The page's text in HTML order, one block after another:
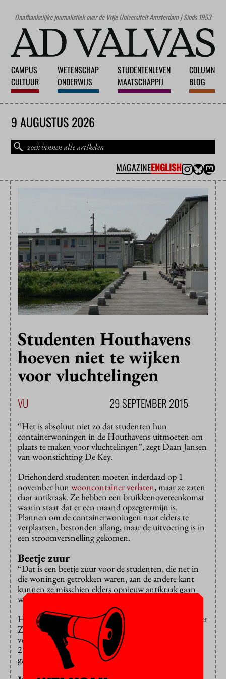
Onafhankelijke journalistiek over de Vrije Universiteit Amsterdam | Sinds 1953
CAMPUS
CULTUUR
WETENSCHAP
ONDERWIJS
STUDENTENLEVEN
MAATSCHAPPIJ
COLUMN
BLOG
9 AUGUSTUS 2026
MAGAZINEENGLISH
Studenten Houthavens
hoeven niet te wijken
voor vluchtelingen
VU 29 SEPTEMBER 2015
“Het is absoluut niet zo dat studenten hun
containerwoningen in de Houthavens uitmoeten om
plaats te maken voor vluchtelingen”, zegt Daan Jansen
van woonstichting De Key.
Driehonderd studenten moeten inderdaad op 1
november hun wooncontainer verlaten, maar ze zaten
daar antikraak. Ze hebben een bruikleenovereenkomst
waarin staat dat er een maand opzegtermijn is.
Plannen om de containerwoningen naar elders te
verplaatsen, bestonden allang, maar de uitvoering is in
een stroomversnelling gekomen.
Beetje zuur
“Dat is een beetje zuur voor de studenten, die net in
die woningen getrokken waren, aan de andere kant
kunnen ze misschien elders opnieuw antikraak gaan
wonen. Dit is nou eenmaal hoe bruikleen werkt.”
Honderdvijftien containers worden verplaatst naar het
Zeeburgereiland, vijfhonderd containers worden
verhuisd naar de Riekerhaven, waar 250 studenten en
250 vluchtelingen bij elkaar een ‘community’ moeten
gaan vormen.